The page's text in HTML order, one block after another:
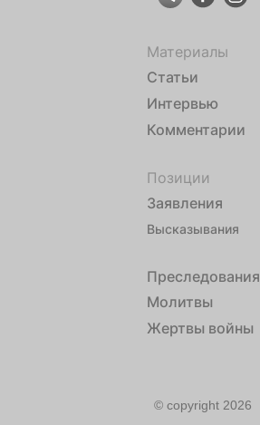
Материалы
Статьи
Интервью
Комментарии
Позиции
Заявления
Высказывания
Преследования
Молитвы
Жертвы войны
© copyright 2026